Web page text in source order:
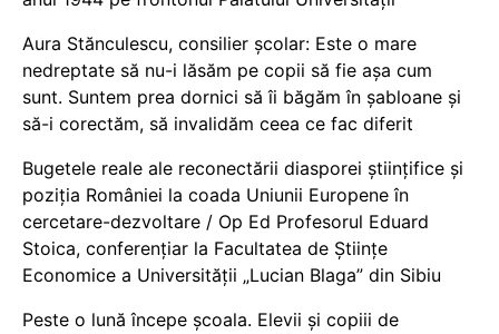
Aura Stănculescu, consilier școlar: Este o mare
nedreptate să nu-i lăsăm pe copii să fie așa cum
sunt. Suntem prea dornici să îi băgăm în șabloane și
să-i corectăm, să invalidăm ceea ce fac diferit
Bugetele reale ale reconectării diasporei științifice și
poziția României la coada Uniunii Europene în
cercetare-dezvoltare / Op Ed Profesorul Eduard
Stoica, conferențiar la Facultatea de Științe
Economice a Universității „Lucian Blaga” din Sibiu
Peste o lună începe școala. Elevii și copiii de